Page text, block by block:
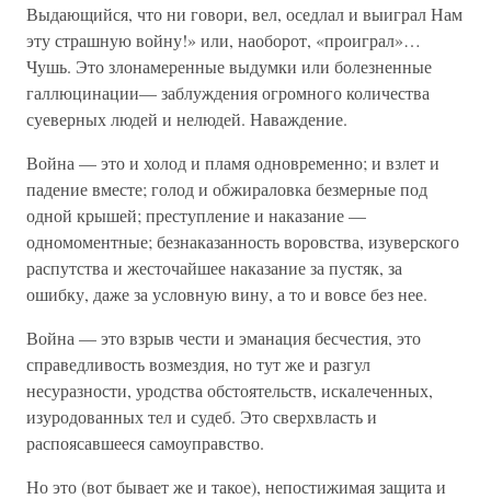
Выдающийся, что ни говори, вел, оседлал и выиграл Нам
эту страшную войну!» или, наоборот, «проиграл»…
Чушь. Это злонамеренные выдумки или болезненные
галлюцинации— заблуждения огромного количества
суеверных людей и нелюдей. Наваждение.
Война — это и холод и пламя одновременно; и взлет и
падение вместе; голод и обжираловка безмерные под
одной крышей; преступление и наказание —
одномоментные; безнаказанность воровства, изуверского
распутства и жесточайшее наказание за пустяк, за
ошибку, даже за условную вину, а то и вовсе без нее.
Война — это взрыв чести и эманация бесчестия, это
справедливость возмездия, но тут же и разгул
несуразности, уродства обстоятельств, искалеченных,
изуродованных тел и судеб. Это сверхвласть и
распоясавшееся самоуправство.
Но это (вот бывает же и такое), непостижимая защита и